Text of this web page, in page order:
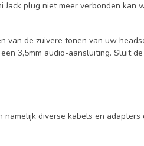
plug niet meer verbonden kan
de zuivere tonen van uw
3,5mm audio-aansluiting. Sluit
diverse kabels en